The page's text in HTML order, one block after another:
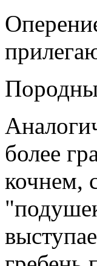
более
кочнем,